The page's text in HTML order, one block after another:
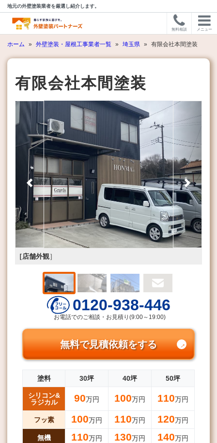
地元の外壁塗装業者を厳選し紹介します。
無料相談 メニュー
ホーム » 外壁塗装・屋根工事業者一覧 » 埼玉県 » 有限会社本間塗装
有限会社本間塗装
［店舗外観］
Previous Next
0120-938-446
お電話でのご相談・お見積り(9:00～19:00)
無料で見積依頼をする
塗料 30坪 40坪 50坪
シリコン&
ラジカル
90万円 100万円 110万円
フッ素 100万円 110万円 120万円
無機 110万円 130万円 140万円